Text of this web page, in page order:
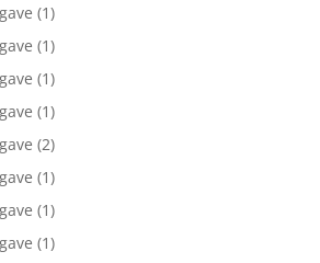
(1)
(1)
(1)
(1)
(2)
(1)
(1)
(1)